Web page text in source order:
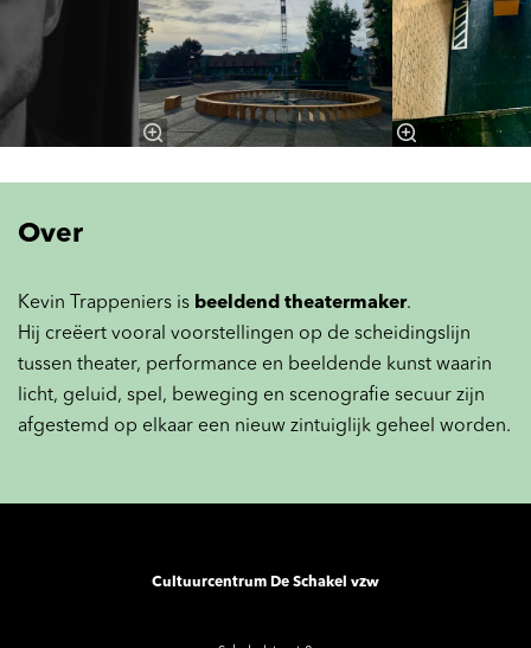
Over
Kevin Trappeniers is beeldend theatermaker.
Hij creëert vooral voorstellingen op de scheidingslijn
tussen theater, performance en beeldende kunst waarin
licht, geluid, spel, beweging en scenografie secuur zijn
afgestemd op elkaar een nieuw zintuiglijk geheel worden.
Cultuurcentrum De Schakel vzw